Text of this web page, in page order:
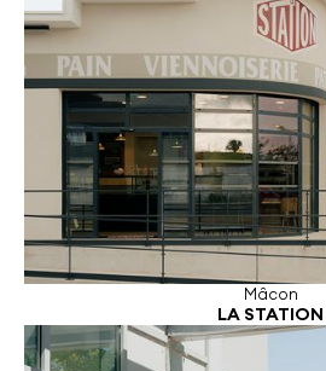
Mâcon
LA STATION